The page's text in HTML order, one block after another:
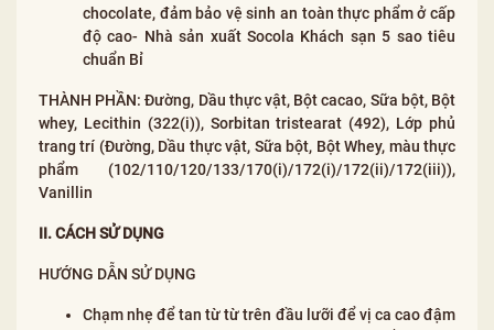
chocolate, đảm bảo vệ sinh an toàn thực phẩm ở cấp
độ cao- Nhà sản xuất Socola Khách sạn 5 sao tiêu
chuẩn Bỉ
THÀNH PHẦN: Đường, Dầu thực vật, Bột cacao, Sữa bột, Bột
whey, Lecithin (322(i)), Sorbitan tristearat (492), Lớp phủ
trang trí (Đường, Dầu thực vật, Sữa bột, Bột Whey, màu thực
phẩm (102/110/120/133/170(i)/172(i)/172(ii)/172(iii)),
Vanillin
II. CÁCH SỬ DỤNG
HƯỚNG DẪN SỬ DỤNG
Chạm nhẹ để tan từ từ trên đầu lưỡi để vị ca cao đậm